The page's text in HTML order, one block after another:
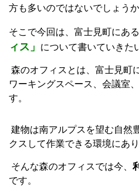
方も多いのではないでしょうか
そこで今回は、富士見町にあ
ィス」
について書いていきた
森のオフィスとは、富士見町
ワーキングスペース、会議室
す。
建物は南アルプスを望む自然
クスして作業できる環境にあり
そんな森のオフィスでは今、
です。